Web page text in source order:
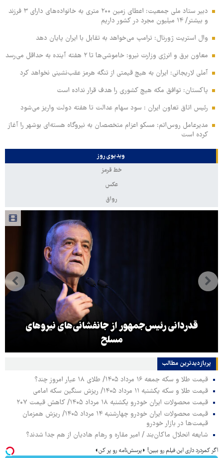
دبیر ستاد ملی جمعیت: اعطای زمین ۲۰۰ متری به خانواده‌های دارای ۳ فرزند
و بیشتر/ ۱۴ میلیون مجرد در کشور داریم
وال‌ استریت ژورنال: ترامپ می‌خواهد به تقابل با ایران پایان دهد
معاون برق و انرژی وزارت نیرو: خاموشی‌ها تا ۲ هفته آینده به حداقل می‌رسد
آملی‌ لاریجانی: ایران به هیچ قیمتی از تنگه هرمز عقب‌نشینی نخواهد کرد
پاکستان: توافق مکه هیچ کشوری را هدف قرار نداده است
رئیس اتاق تعاون ایران : سود سهام عدالت تا هفته دولت واریز می‌شود
مدیرعامل روس‌اتم: مسکو اعزام متخصصان به نیروگاه هسته‌ای بوشهر را آغاز
کرده‌ است
ویدیوی روز
خط قرمز
عکس
رواق
قدردانی رئیس‌جمهور از جانفشانی‌های نیروهای
مسلح
پربازدیدترین‌ مطالب
قیمت طلا و سکه جمعه ۱۶ مرداد ۱۴۰۵/ طلای ۱۸ عیار امروز چند؟
قیمت طلا و سکه یکشنبه ۱۱ مرداد ۱۴۰۵/ ریزش سنگین سکه امامی
قیمت محصولات ایران خودرو یکشنبه ۱۸ مرداد ۱۴۰۵/ کاهش قیمت ۲۰۷
قیمت محصولات ایران خودرو چهارشنبه ۱۴ مرداد ۱۴۰۵/ ریزش همزمان
قیمت‌ها در بازار خودرو
شایعه انحلال ماکان‌بند / امیر مقاره و رهام هادیان از هم جدا شدند؟
اگر کمردرد داری این فیلم رو ببین! ◗پرسش‌نامه رو پر کن◖